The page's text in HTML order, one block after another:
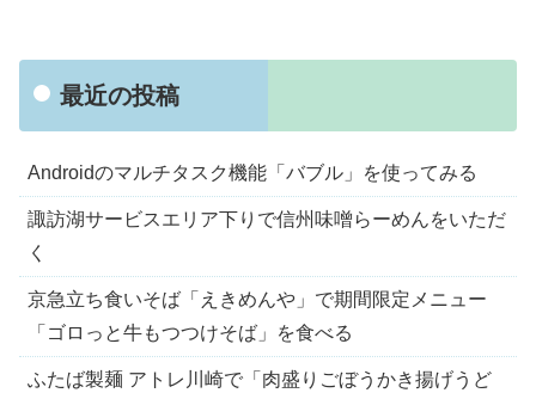
最近の投稿
Androidのマルチタスク機能「バブル」を使ってみる
諏訪湖サービスエリア下りで信州味噌らーめんをいただ
く
京急立ち食いそば「えきめんや」で期間限定メニュー
「ゴロっと牛もつつけそば」を食べる
ふたば製麺 アトレ川崎で「肉盛りごぼうかき揚げうど